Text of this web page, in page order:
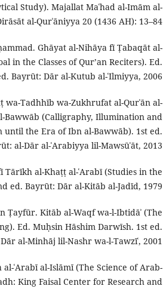
Study). Majallat Maʿhad al-Imām al-
al-Qurʾāniyya 20 (1436 AH): 13–84.
Ghāyat al-Nihāya fī Ṭabaqāt al-
in the Classes of Qur’an Reciters). Ed.
Bayrūt: Dār al-Kutub al-ʿIlmiyya, 2006.
wa-Tadhhīb wa-Zukhrufat al-Qurʾān al-
Bawwāb (Calligraphy, Illumination and
until the Era of Ibn al-Bawwāb). 1st ed.
al-Dār al-ʿArabiyya lil-Mawsūʿāt, 2013.
al-Khaṭṭ al-ʿArabī (Studies in the
ed. Bayrūt: Dār al-Kitāb al-Jadīd, 1979.
Ṭayfūr. Kitāb al-Waqf wa-l-Ibtidāʾ (The
Ed. Muḥsin Hāshim Darwīsh. 1st ed.
al-Minhāj lil-Nashr wa-l-Tawzīʿ, 2001.
al-ʿArabī al-Islāmī (The Science of Arab-
King Faisal Center for Research and